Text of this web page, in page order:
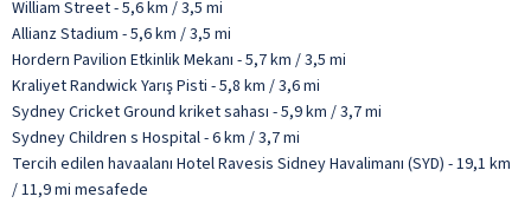
William Street - 5,6 km / 3,5 mi
Allianz Stadium - 5,6 km / 3,5 mi
Hordern Pavilion Etkinlik Mekanı - 5,7 km / 3,5 mi
Kraliyet Randwick Yarış Pisti - 5,8 km / 3,6 mi
Sydney Cricket Ground kriket sahası - 5,9 km / 3,7 mi
Sydney Children s Hospital - 6 km / 3,7 mi
Tercih edilen havaalanı Hotel Ravesis Sidney Havalimanı (SYD) - 19,1 km
/ 11,9 mi mesafede